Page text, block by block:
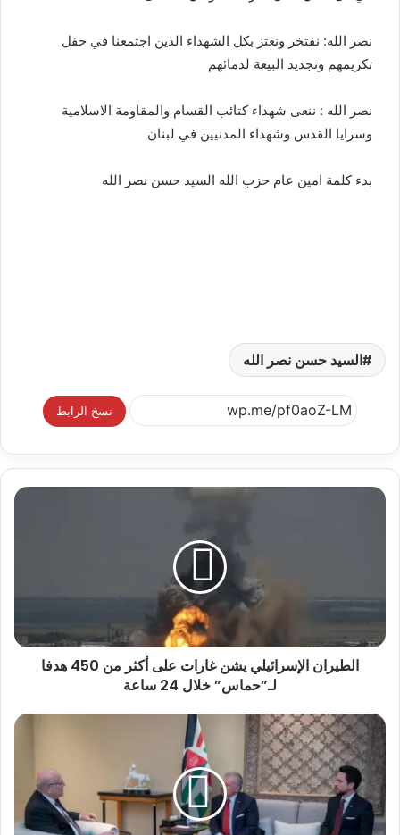
نصر الله: نفتخر ونعتز بكل الشهداء الذين اجتمعنا في حفل
تكريمهم وتجديد البيعة لدمائهم
نصر الله : ننعى شهداء كتائب القسام والمقاومة الاسلامية
وسرايا القدس وشهداء المدنيين في لبنان
بدء كلمة امين عام حزب الله السيد حسن نصر الله
السيد حسن نصر الله
نسخ الرابط
الطيران الإسرائيلي يشن غارات على أكثر من 450 هدفا
لـ”حماس” خلال 24 ساعة